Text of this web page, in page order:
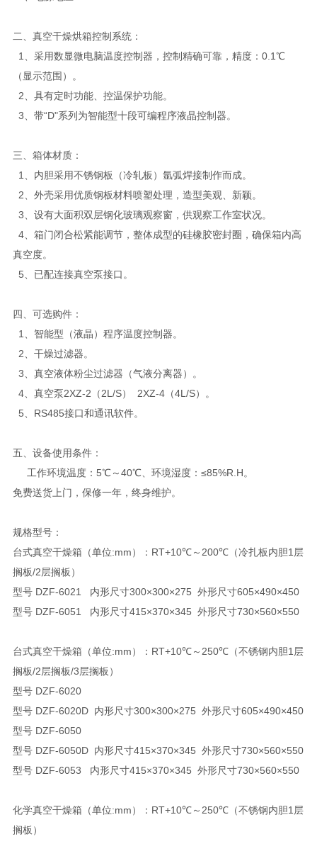
二、真空干燥烘箱控制系统：
1、采用数显微电脑温度控制器，控制精确可靠，精度：0.1℃
（显示范围）。
2、具有定时功能、控温保护功能。
3、带“D"系列为智能型十段可编程序液晶控制器。
三、箱体材质：
1、内胆采用不锈钢板（冷轧板）氩弧焊接制作而成。
2、外壳采用优质钢板材料喷塑处理，造型美观、新颖。
3、设有大面积双层钢化玻璃观察窗，供观察工作室状况。
4、箱门闭合松紧能调节，整体成型的硅橡胶密封圈，确保箱内高
真空度。
5、已配连接真空泵接口。
四、可选购件：
1、智能型（液晶）程序温度控制器。
2、干燥过滤器。
3、真空液体粉尘过滤器（气液分离器）。
4、真空泵2XZ-2（2L/S） 2XZ-4（4L/S）。
5、RS485接口和通讯软件。
五、设备使用条件：
工作环境温度：5℃～40℃、环境湿度：≤85%R.H。
免费送货上门，保修一年，终身维护。
规格型号：
台式真空干燥箱（单位:mm）：RT+10℃～200℃（冷扎板内胆1层
搁板/2层搁板）
型号 DZF-6021 内形尺寸300×300×275 外形尺寸605×490×450
型号 DZF-6051 内形尺寸415×370×345 外形尺寸730×560×550
台式真空干燥箱（单位:mm）：RT+10℃～250℃（不锈钢内胆1层
搁板/2层搁板/3层搁板）
型号 DZF-6020
型号 DZF-6020D 内形尺寸300×300×275 外形尺寸605×490×450
型号 DZF-6050
型号 DZF-6050D 内形尺寸415×370×345 外形尺寸730×560×550
型号 DZF-6053 内形尺寸415×370×345 外形尺寸730×560×550
化学真空干燥箱（单位:mm）：RT+10℃～250℃（不锈钢内胆1层
搁板）